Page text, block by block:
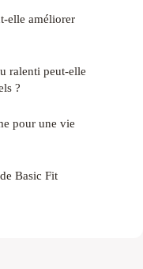
elle améliorer
ralenti peut-elle
?
pour une vie
Basic Fit